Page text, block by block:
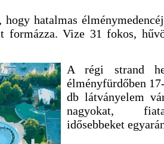
hatalmas
formázza. Vize 31 fokos,
A régi strand
élményfürdőben
db látványelem
nagyokat,
idősebbeket